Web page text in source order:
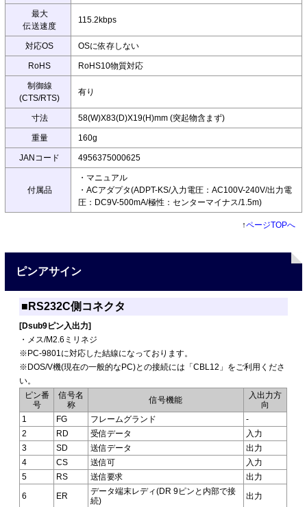
最大
伝送速度
115.2kbps
対応OS OSに依存しない
RoHS RoHS10物質対応
制御線
(CTS/RTS)
有り
寸法 58(W)X83(D)X19(H)mm (突起物含まず)
重量 160g
JANコード 4956375000625
付属品
・マニュアル
・ACアダプタ(ADPT-KS/入力電圧：AC100V-240V/出力電
圧：DC9V-500mA/極性：センターマイナス/1.5m)
↑ページTOPへ
ピンアサイン
■RS232C側コネクタ
[Dsub9ピン入出力]
・メス/M2.6ミリネジ
※PC-9801に対応した結線になっております。
※DOS/V機(現在の一般的なPC)との接続には「CBL12」をご利用くださ
い。
ピン番
号
信号名
称
信号機能
入出力方
向
1
FG フレームグランド
-
2
RD 受信データ
入力
3
SD 送信データ
出力
4
CS 送信可
入力
5
RS 送信要求
出力
6
ER
データ端末レディ(DR 9ピンと内部で接
続)
出力